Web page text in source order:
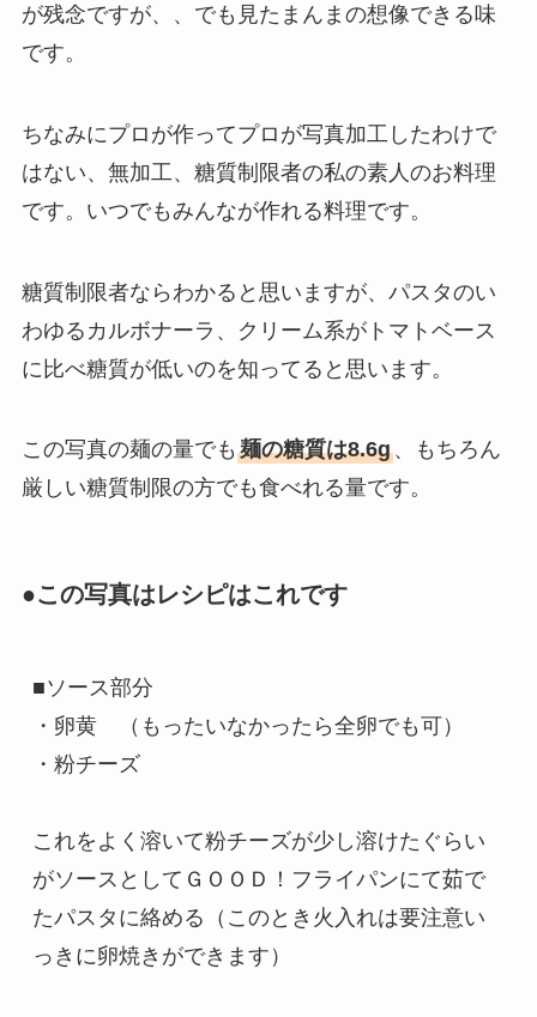
が残念ですが、、でも見たまんまの想像できる味
です。
ちなみにプロが作ってプロが写真加工したわけで
はない、無加工、糖質制限者の私の素人のお料理
です。いつでもみんなが作れる料理です。
糖質制限者ならわかると思いますが、パスタのい
わゆるカルボナーラ、クリーム系がトマトベース
に比べ糖質が低いのを知ってると思います。
この写真の麺の量でも 麺の糖質は8.6g、もちろん
厳しい糖質制限の方でも食べれる量です。
●この写真はレシピはこれです
■ソース部分
・卵黄　（もったいなかったら全卵でも可）
・粉チーズ
これをよく溶いて粉チーズが少し溶けたぐらい
がソースとしてＧＯＯＤ！フライパンにて茹で
たパスタに絡める（このとき火入れは要注意い
っきに卵焼きができます）